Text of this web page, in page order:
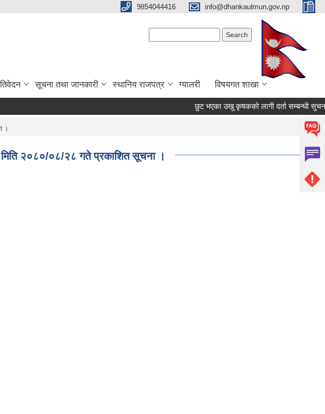
9854044416 info@dhankaulmun.gov.np
सूचना तथा जानकारी स्थानिय राजपत्र ग्यालरी विषयगत शाखा
छुट भएका उखु कृषकको लागी दर्ता सम्बन्धी सुचना
।
२०८०/०८/२८ गते प्रकाशित सूचना ।